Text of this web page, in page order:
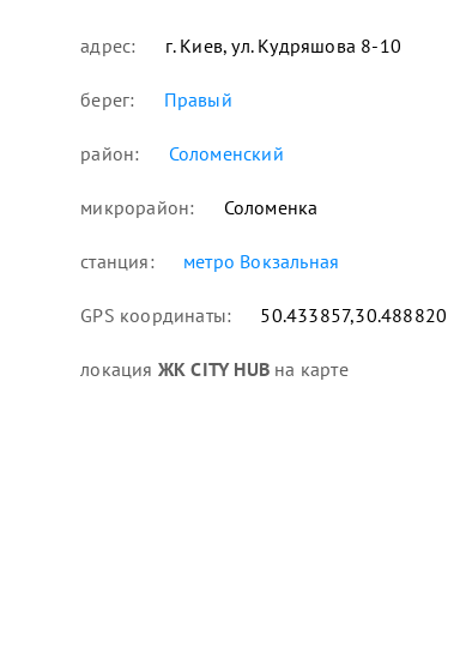
адрес: г. Киев, ул. Кудряшова 8-10
берег: Правый
район: Соломенский
микрорайон: Соломенка
станция: метро Вокзальная
GPS координаты: 50.433857,30.488820
локация ЖК CITY HUB на карте